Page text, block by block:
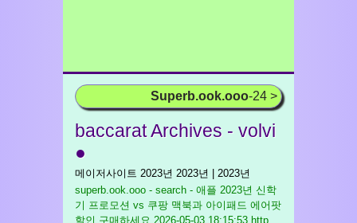
Superb.ook.ooo-24 >
baccarat Archives - volvi
●
메이저사이트 2023년 2023년 | 2023년
superb.ook.ooo - search - 애플 2023년 신학
기 프로모션 vs 쿠팡 맥북과 아이패드 에어팟
할인 구매하세요 2026-05-03 18:15:53 http